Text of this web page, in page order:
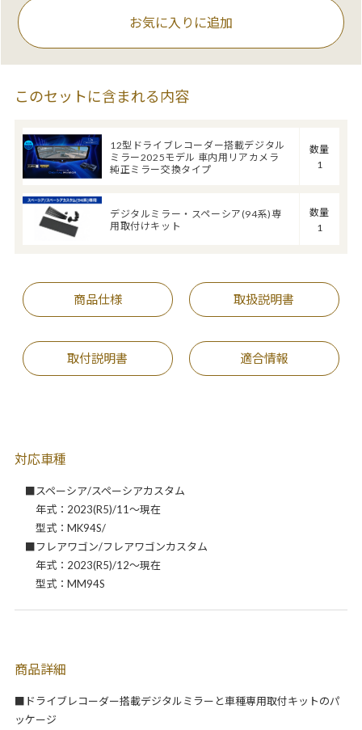
お気に入りに追加
このセットに含まれる内容
12型ドライブレコーダー搭載デジタル
ミラー2025モデル 車内用リアカメラ
純正ミラー交換タイプ
数量
1
デジタルミラー・スペーシア(94系)専
用取付けキット
数量
1
商品仕様 取扱説明書
取付説明書 適合情報
対応車種
■スペーシア/スペーシアカスタム
年式：2023(R5)/11～現在
型式：MK94S/
■フレアワゴン/フレアワゴンカスタム
年式：2023(R5)/12～現在
型式：MM94S
商品詳細
■ドライブレコーダー搭載デジタルミラーと車種専用取付キットのパ
ッケージ